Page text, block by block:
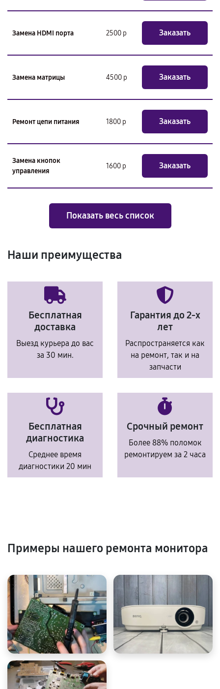
Замена HDMI порта 2500 р Заказать
Замена матрицы 4500 р Заказать
Ремонт цепи питания 1800 р Заказать
Замена кнопок
управления
1600 р Заказать
Показать весь список
Наши преимущества
Бесплатная
доставка
Выезд курьера до вас
за 30 мин.
Гарантия до 2-х
лет
Распространяется как
на ремонт, так и на
запчасти
Бесплатная
диагностика
Среднее время
диагностики 20 мин
Срочный ремонт
Более 88% поломок
ремонтируем за 2 часа
Примеры нашего ремонта монитора